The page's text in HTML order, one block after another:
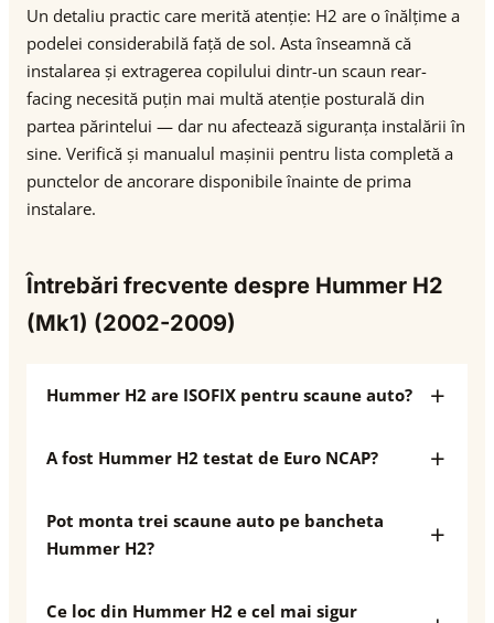
Un detaliu practic care merită atenție: H2 are o înălțime a
podelei considerabilă față de sol. Asta înseamnă că
instalarea și extragerea copilului dintr-un scaun rear-
facing necesită puțin mai multă atenție posturală din
partea părintelui — dar nu afectează siguranța instalării în
sine. Verifică și manualul mașinii pentru lista completă a
punctelor de ancorare disponibile înainte de prima
instalare.
Întrebări frecvente despre Hummer H2
(Mk1) (2002-2009)
Hummer H2 are ISOFIX pentru scaune auto?
A fost Hummer H2 testat de Euro NCAP?
Pot monta trei scaune auto pe bancheta
Hummer H2?
Ce loc din Hummer H2 e cel mai sigur